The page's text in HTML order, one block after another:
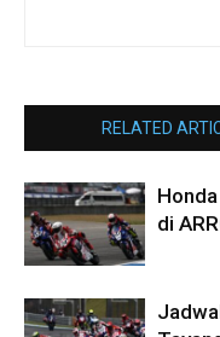
RELATED
di